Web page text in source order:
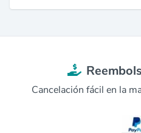
Cancelación fácil en la